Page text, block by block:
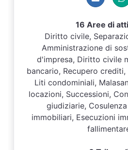
16 Aree di
Diritto civile,
Amministrazione di
d'impresa, Diritto civile
bancario, Recupero
Liti condominiali,
locazioni, Successioni,
giudiziarie,
immobiliari, Esecuzioni